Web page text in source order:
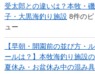
受太郎との違いは？本牧・磯
子・大黒海釣り施設 8件のビ
ュー
【早朝・開園前の並び方・ル
ールは？】本牧海釣り施設の
夏休み・お盆休み中の混み具